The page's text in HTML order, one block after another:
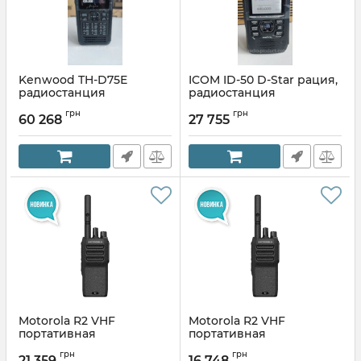
Kenwood TH-D75E
радиостанция
60 268 грн
ICOM ID-50 D-Star рация,
радиостанция
Артикул: ID-50E
27 755 грн
Motorola R2 VHF
портативная
грн
Motorola R2 VHF
портативная
грн